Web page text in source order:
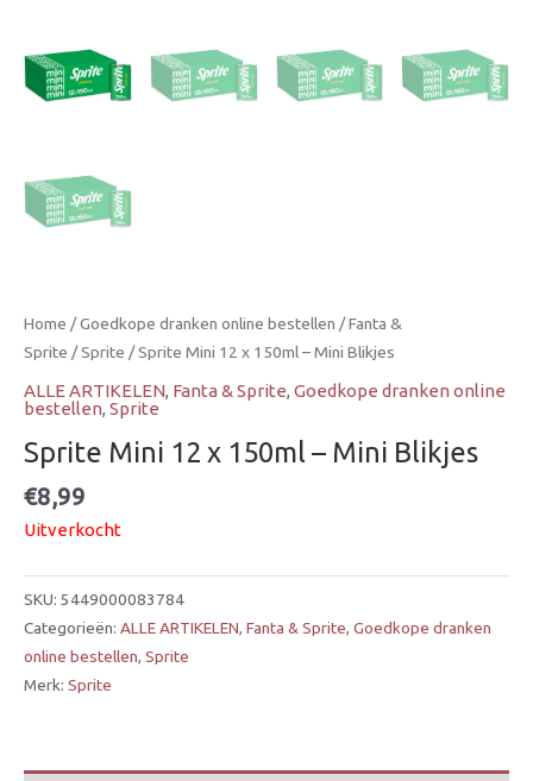
Home /Goedkope dranken online bestellen /Fanta &
Sprite /Sprite / Sprite Mini 12 x 150ml – Mini Blikjes
ALLE ARTIKELEN, Fanta & Sprite, Goedkope dranken online
bestellen, Sprite
Sprite Mini 12 x 150ml – Mini Blikjes
€8,99
Uitverkocht
SKU: 5449000083784
Categorieën: ALLE ARTIKELEN, Fanta & Sprite, Goedkope dranken
online bestellen, Sprite
Merk: Sprite